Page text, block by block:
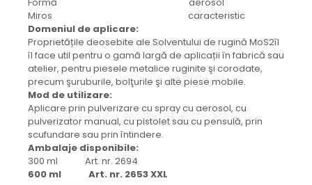
Electrice
Hidraulice
Motor electric si pompa hidraulica
Cilindru hidraulic si protectie
burduf
ERHEL - HYDRIS
Hidraulice
Electrice
Mecanice
Role, bucse si bolturi
Miros caracteristic
Domeniul de aplicare:
Proprietățile deosebite ale Solventului de rugină MoS2îl
îl face util pentru o gamă largă de aplicații în fabrică sau
atelier, pentru piesele metalice ruginite şi corodate,
precum şuruburile, bolţurile şi alte piese mobile.
Mod de utilizare:
Aplicare prin pulverizare cu spray cu aerosol, cu
pulverizator manual, cu pistolet sau cu pensulă, prin
scufundare sau prin întindere.
Ambalaje disponibile:
300 ml Art. nr. 2694
600 ml Art. nr. 2653 XXL